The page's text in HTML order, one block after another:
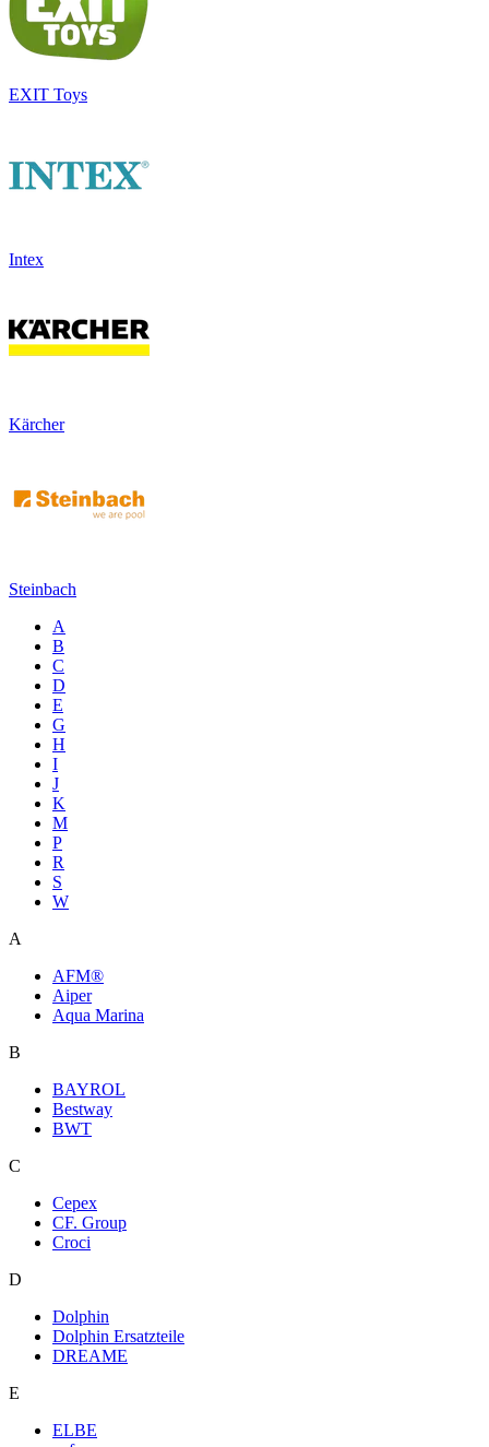
EXIT Toys
Intex
Kärcher
Steinbach
A
B
C
D
E
G
H
I
J
K
M
P
R
S
W
A
AFM®
Aiper
Aqua Marina
B
BAYROL
Bestway
BWT
C
Cepex
CF. Group
Croci
D
Dolphin
Dolphin Ersatzteile
DREAME
E
ELBE